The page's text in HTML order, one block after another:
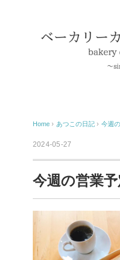
Home › あつこの日記 › 今週
2024-05-27
今週の営業